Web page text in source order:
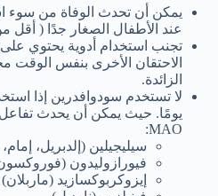
يمكن أن تحدث الوفاة من سوء
عند الأطفال الصغار جدًا ( أقل من 4
تجنب استخدام أدوية يحتوي على
الاحتقان الأخرى بنفس
الزائدة.
يومًا. حيث يمكن أن يحدث
MAO:
سيليجيلين (إلدبريل، إمام،
فيورازوليدون
إيزوكربوكسازيد (ماربلان)